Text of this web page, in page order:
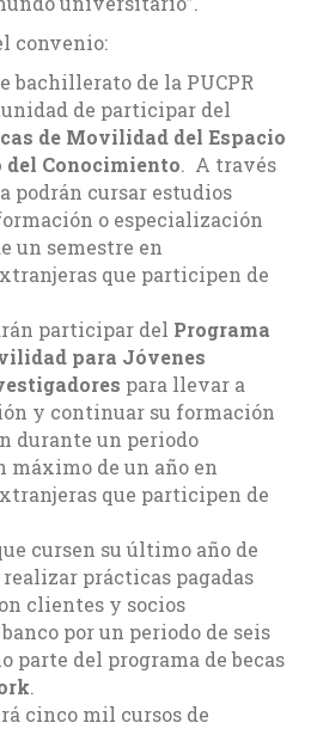
convenio:
bachillerato de la PUCPR
de participar del
de Movilidad del Espacio
del Conocimiento. A través
podrán cursar estudios
o especialización
un semestre en
que participen de
participar del Programa
para Jóvenes
para llevar a
y continuar su formación
durante un periodo
máximo de un año en
que participen de
cursen su último año de
prácticas pagadas
clientes y socios
por un periodo de seis
parte del programa de becas
.
cinco mil cursos de